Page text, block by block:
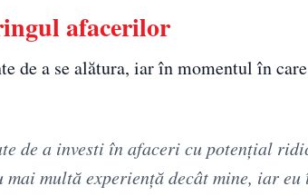
afacerilor
de a se alătura, iar în momentul în
de a investi în afaceri cu potențial
multă experiență decât mine, iar